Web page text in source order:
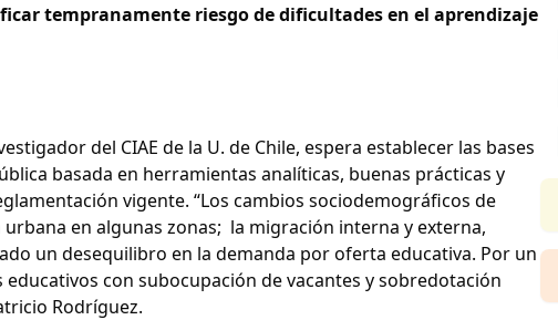
tempranamente riesgo de dificultades en el aprendizaje
del CIAE de la U. de Chile, espera establecer las bases
basada en herramientas analíticas, buenas prácticas y
vigente. “Los cambios sociodemográficos de
en algunas zonas; la migración interna y externa,
un desequilibro en la demanda por oferta educativa. Por un
con subocupación de vacantes y sobredotación
Rodríguez.